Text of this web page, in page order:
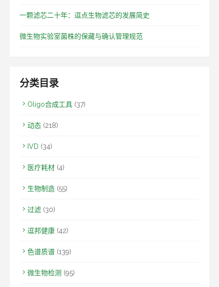
一颗滤芯二十年：逗点生物滤芯的发展简史
微生物实验室菌株的保藏与确认管理规范
分类目录
Oligo合成工具 (37)
动态 (218)
IVD (34)
医疗耗材 (4)
生物制造 (55)
过滤 (30)
逗邦健康 (42)
色谱质谱 (139)
微生物检测 (95)